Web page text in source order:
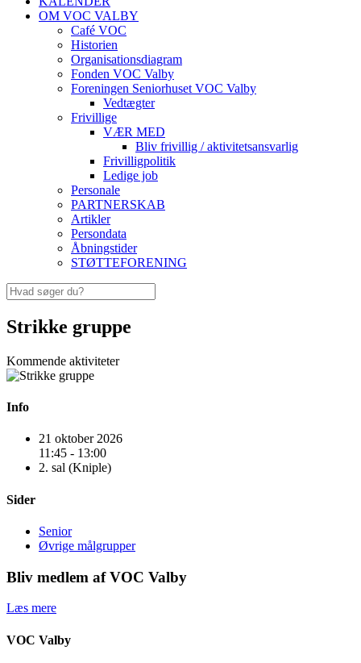
OM VOC VALBY
Café VOC
Historien
Organisationsdiagram
Fonden VOC Valby
Foreningen Seniorhuset VOC Valby
Vedtægter
Frivillige
VÆR MED
Bliv frivillig / aktivitetsansvarlig
Frivilligpolitik
Ledige job
Personale
PARTNERSKAB
Artikler
Persondata
Åbningstider
STØTTEFORENING
Strikke gruppe
Kommende aktiviteter
Info
21 oktober 2026
11:45 - 13:00
2. sal (Kniple)
Sider
Senior
Øvrige målgrupper
Bliv medlem af VOC Valby
Læs mere
VOC Valby